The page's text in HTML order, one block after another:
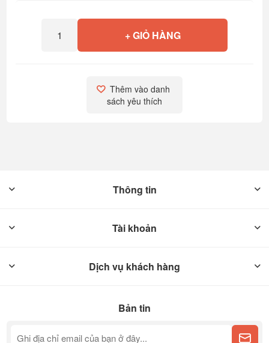
+ GIỎ HÀNG
Thêm vào danh
sách yêu thích
Thông tin
Tài khoản
Dịch vụ khách hàng
Bản tin